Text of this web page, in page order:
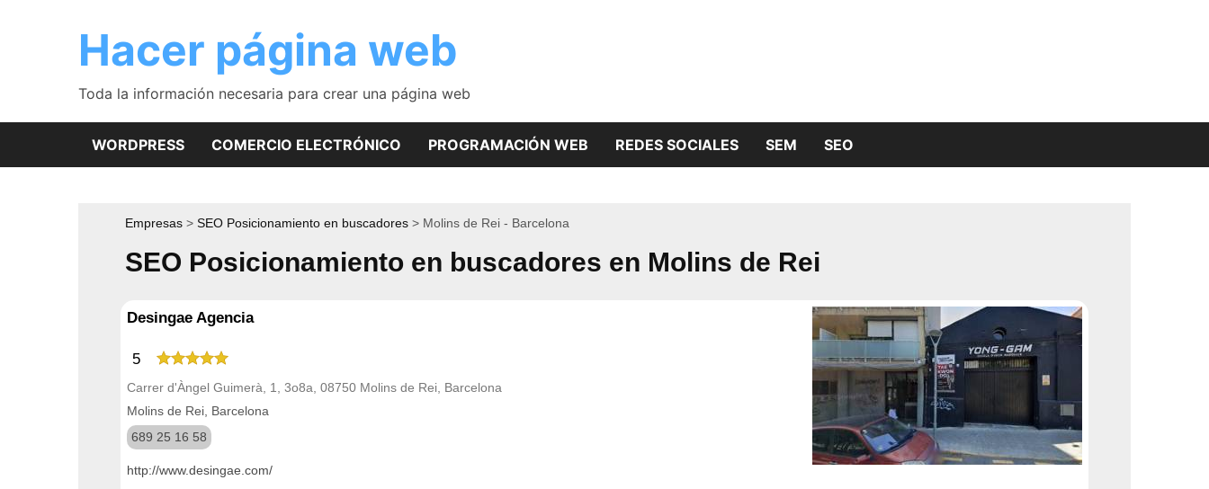
Hacer página web
Toda la información necesaria para crear una página web
WORDPRESS COMERCIO ELECTRÓNICO PROGRAMACIÓN WEB REDES SOCIALES SEM SEO
Empresas SEO Posicionamiento en buscadores Molins de Rei - Barcelona
SEO Posicionamiento en buscadores en Molins de Rei
Desingae Agencia
5
Carrer d'Àngel Guimerà, 1, 3o8a, 08750 Molins de Rei, Barcelona
Molins de Rei, Barcelona
689 25 16 58
http://www.desingae.com/